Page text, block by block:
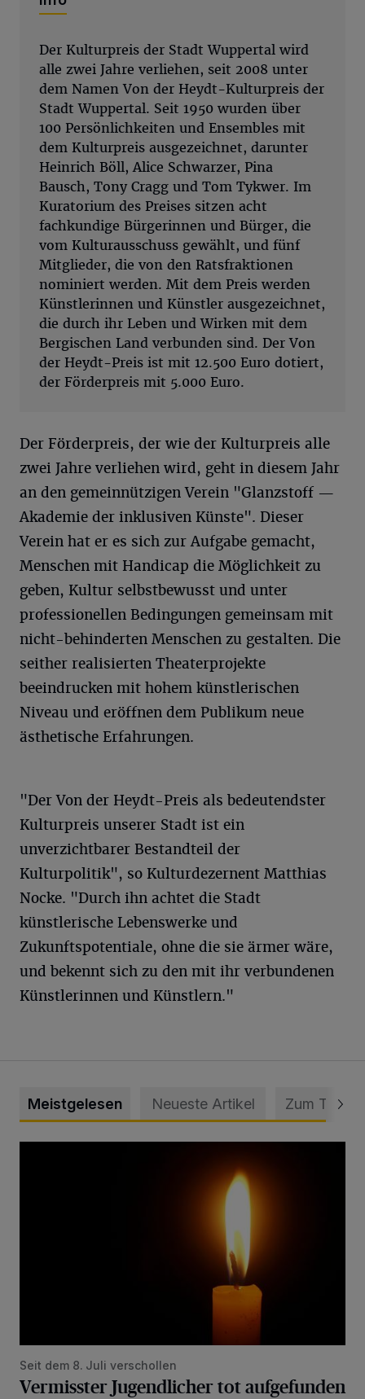
Der Kulturpreis der Stadt Wuppertal wird
alle zwei Jahre verliehen, seit 2008 unter
dem Namen Von der Heydt-Kulturpreis der
Stadt Wuppertal. Seit 1950 wurden über
100 Persönlichkeiten und Ensembles mit
dem Kulturpreis ausgezeichnet, darunter
Heinrich Böll, Alice Schwarzer, Pina
Bausch, Tony Cragg und Tom Tykwer. Im
Kuratorium des Preises sitzen acht
fachkundige Bürgerinnen und Bürger, die
vom Kulturausschuss gewählt, und fünf
Mitglieder, die von den Ratsfraktionen
nominiert werden. Mit dem Preis werden
Künstlerinnen und Künstler ausgezeichnet,
die durch ihr Leben und Wirken mit dem
Bergischen Land verbunden sind. Der Von
der Heydt-Preis ist mit 12.500 Euro dotiert,
der Förderpreis mit 5.000 Euro.
Der Förderpreis, der wie der Kulturpreis alle
zwei Jahre verliehen wird, geht in diesem Jahr
an den gemeinnützigen Verein "Glanzstoff —
Akademie der inklusiven Künste". Dieser
Verein hat er es sich zur Aufgabe gemacht,
Menschen mit Handicap die Möglichkeit zu
geben, Kultur selbstbewusst und unter
professionellen Bedingungen gemeinsam mit
nicht-behinderten Menschen zu gestalten. Die
seither realisierten Theaterprojekte
beeindrucken mit hohem künstlerischen
Niveau und eröffnen dem Publikum neue
ästhetische Erfahrungen.
"Der Von der Heydt-Preis als bedeutendster
Kulturpreis unserer Stadt ist ein
unverzichtbarer Bestandteil der
Kulturpolitik", so Kulturdezernent Matthias
Nocke. "Durch ihn achtet die Stadt
künstlerische Lebenswerke und
Zukunftspotentiale, ohne die sie ärmer wäre,
und bekennt sich zu den mit ihr verbundenen
Künstlerinnen und Künstlern."
Meistgelesen Neueste Artikel Zum Thema
Seit dem 8. Juli verschollen
Vermisster Jugendlicher tot aufgefunden